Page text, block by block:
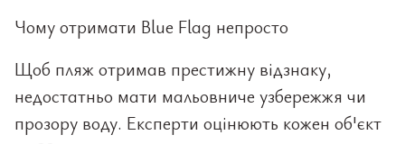
Чому отримати Blue Flag непросто
Щоб пляж отримав престижну відзнаку,
недостатньо мати мальовниче узбережжя чи
прозору воду. Експерти оцінюють кожен об'єкт